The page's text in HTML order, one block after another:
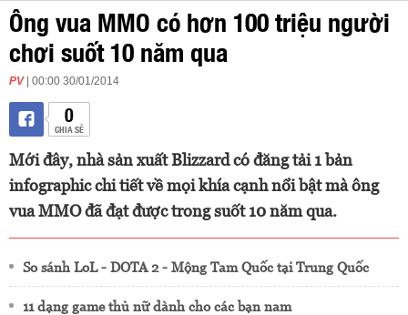
Ông vua MMO có hơn 100 triệu người
chơi suốt 10 năm qua
PV | 00:00 30/01/2014
0
CHIA SẺ
Mới đây, nhà sản xuất Blizzard có đăng tải 1 bản
infographic chi tiết về mọi khía cạnh nổi bật mà ông
vua MMO đã đạt được trong suốt 10 năm qua.
So sánh LoL - DOTA 2 - Mộng Tam Quốc tại Trung Quốc
11 dạng game thủ nữ dành cho các bạn nam